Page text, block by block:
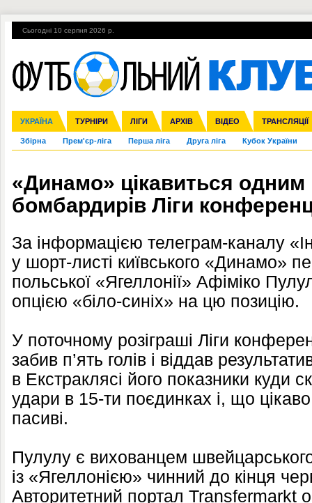
Сьогодні 10 серпня 2026 р.
УКРАЇНА ТУРНІРИ ЛІГИ АРХІВ ВІДЕО ТРАНСЛЯЦІЇ
Збірна Прем'єр-ліга Перша ліга Друга ліга Кубок України
Ліга чемпіонів Ліга Європи Міжнародні Ліга націй Ліга
Англія Іспанія Італія Німеччина Франція Інші
ЧС-2014 ЄВРО-2016 Росія Кубок конфедерацій ЧЄ-2015 (U-
Гарячі теми УПЛ, 2-й тур ВІЙНА УПЛ-ПЕРЕХОДИ
«Динамо» цікавиться одним
бомбардирів Ліги
За інформацією телеграм-каналу
у шорт-листі київського «Динамо»
польської «Ягеллонії» Афіміко
опцією «біло-синіх» на цю позицію.
У поточному розіграші Ліги
забив п’ять голів і віддав
в Екстраклясі його показники куди
удари в 15-ти поєдинках і, що
пасиві.
Пулулу є вихованцем
із «Ягеллонією» чинний до кінця
Авторитетний портал Transfermarkt